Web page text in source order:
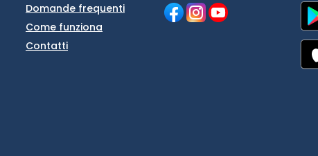
Domande frequenti
Come funziona
Contatti